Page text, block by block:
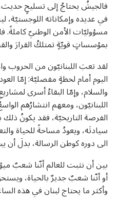
فالجيشُ يحتاجُ إلى تسليحٍ
في عديده وإمكاناته اللوجستيّة،
مسؤوليّات الأمن الوطنيّ كاملةً.
بمؤسساتٍ قويّةٍ تمتلكُ القرارَ
لقد تعبَ اللبنانيّون من الحروب
اليوم أمام لحظةٍ مفصليّة: إمّا
والسلام، وإمّا البقاءُ أسرى
اللبنانيّون، ومعهم انتشارُهم
الفرصة التاريخيّة، فقد يكونُ ذلك
سيادتَه، ويعودُ مساحةً للحياة
الى دوره كوطن الرسالة، بدلَ
بين أن نثبت للعالم أنّنا شعبٌ
أو أنّنا شعبٌ جديرٌ بالحياة،
وأكثر ما يحتاج لبنان في هذه